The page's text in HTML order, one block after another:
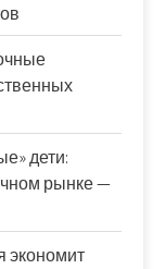
дети:
рынке —
экономит